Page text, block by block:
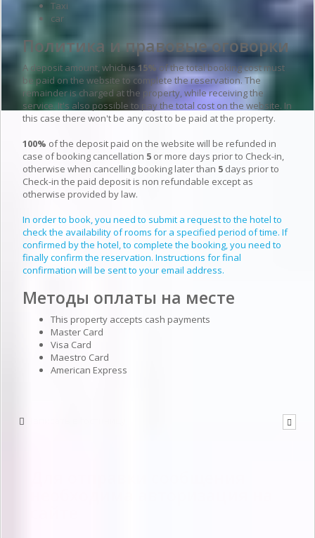
Taxi
car
Политика и правовые оговорки
A deposit amount, which is 15% of the total booking cost must
be paid on the website to complete the reservation. The
remainder is charged at the property, while receiving the
service. It's also possible to pay the total cost on the website. In
this case there won't be any cost to be paid at the property.
100% of the deposit paid on the website will be refunded in
case of booking cancellation 5 or more days prior to Check-in,
otherwise when cancelling booking later than 5 days prior to
Check-in the paid deposit is non refundable except as
otherwise provided by law.
In order to book, you need to submit a request to the hotel to
check the availability of rooms for a specified period of time. If
confirmed by the hotel, to complete the booking, you need to
finally confirm the reservation. Instructions for final
confirmation will be sent to your email address.
Методы оплаты на месте
This property accepts cash payments
Master Card
Visa Card
Maestro Card
American Express